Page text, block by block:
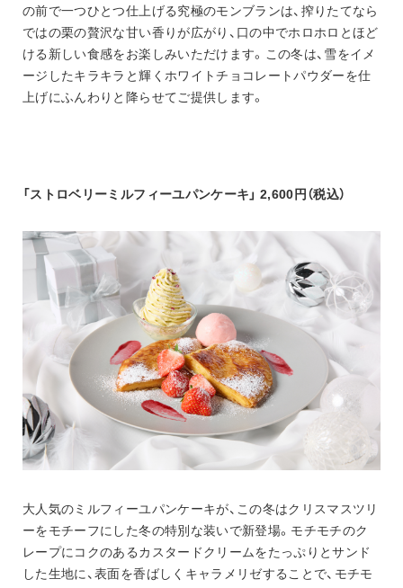
の前で一つひとつ仕上げる究極のモンブランは、搾りたてなら
ではの栗の贅沢な甘い香りが広がり、口の中でホロホロとほど
ける新しい食感をお楽しみいただけます。この冬は、雪をイメ
ージしたキラキラと輝くホワイトチョコレートパウダーを仕
上げにふんわりと降らせてご提供します。
「ストロベリーミルフィーユパンケーキ」 2,600円（税込）
大人気のミルフィーユパンケーキが、この冬はクリスマスツリ
ーをモチーフにした冬の特別な装いで新登場。モチモチのク
レープにコクのあるカスタードクリームをたっぷりとサンド
した生地に、表面を香ばしくキャラメリゼすることで、モチモ